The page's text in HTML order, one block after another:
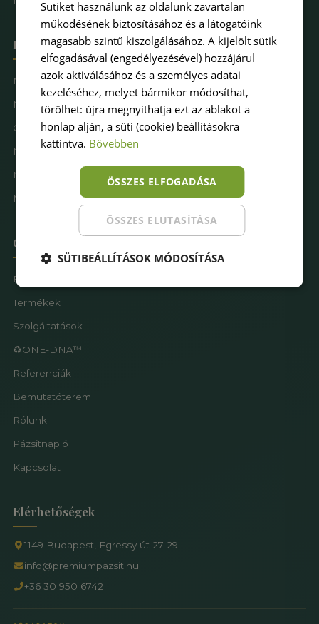
Hova keresel pázsitot
Műfű kertbe
Műfű teraszra
Családbarát műfű
Műfű kutyásoknak
Műfűves sportpálya
Műfű játszótérre
Oldaltérkép
Főoldal
Termékek
Szolgáltatások
♻️ONE-DNA™
Referenciák
Bemutatóterem
Rólunk
Pázsitnapló
Kapcsolat
Elérhetőségek
1149 Budapest, Egressy út 27-29.
info@premiumpazsit.hu
+36 30 950 6742
Sütiket használunk az oldalunk zavartalan
működésének biztosításához és a látogatóink
magasabb szintű kiszolgálásához. A kijelölt sütik
elfogadásával (engedélyezésével) hozzájárul
azok aktiválásához és a személyes adatai
kezeléséhez, melyet bármikor módosíthat,
törölhet: újra megnyithatja ezt az ablakot a
honlap alján, a süti (cookie) beállításokra
kattintva. Bővebben
ÖSSZES ELFOGADÁSA
ÖSSZES ELUTASÍTÁSA
SÜTIBEÁLLÍTÁSOK MÓDOSÍTÁSA